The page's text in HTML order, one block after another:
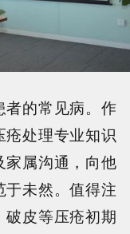
的常见病。作
疮处理专业知识
家属沟通，向他
于未然。值得注
破皮等压疮初期